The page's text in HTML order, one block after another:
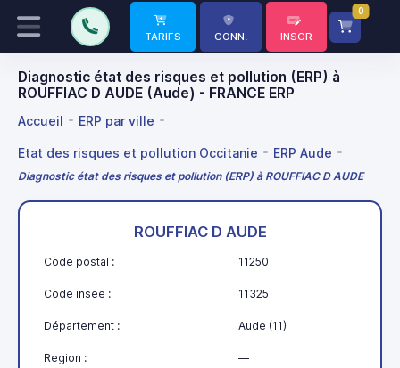
TARIFS CONN. INSCR
0
Diagnostic état des risques et pollution (ERP) à
ROUFFIAC D AUDE (Aude) - FRANCE ERP
Accueil ERP par ville
Etat des risques et pollution Occitanie ERP Aude
Diagnostic état des risques et pollution (ERP) à ROUFFIAC D AUDE
ROUFFIAC D AUDE
Code postal : 11250
Code insee : 11325
Département : Aude (11)
Region : —